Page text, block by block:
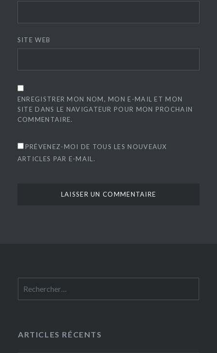
SITE WEB
ENREGISTRER MON NOM, MON E-MAIL ET MON
SITE DANS LE NAVIGATEUR POUR MON PROCHAIN
COMMENTAIRE.
PRÉVENEZ-MOI DE TOUS LES NOUVEAUX
ARTICLES PAR E-MAIL.
ARTICLES RÉCENTS